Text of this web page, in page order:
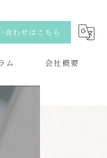
合わせはこちら
ム 会社概要